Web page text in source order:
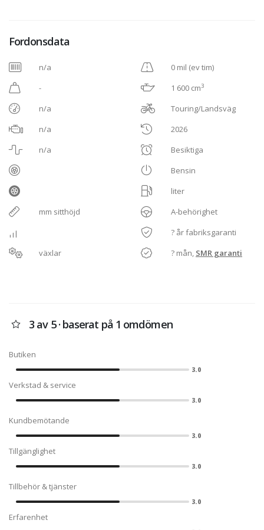
Fordonsdata
n/a
-
n/a
n/a
n/a
mm sitthöjd
växlar
0 mil (ev tim)
1 600 cm3
Touring/Landsväg
2026
Besiktiga
Bensin
liter
A-behörighet
? år fabriksgaranti
? mån, SMR garanti
3 av 5 · baserat på 1 omdömen
Butiken
3.0
Verkstad & service
3.0
Kundbemötande
3.0
Tillgänglighet
3.0
Tillbehör & tjänster
3.0
Erfarenhet